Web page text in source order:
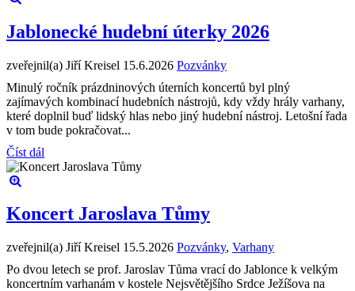
Jablonecké hudební úterky 2026
zveřejnil(a) Jiří Kreisel 15.6.2026 Pozvánky
Minulý ročník prázdninových úterních koncertů byl plný
zajímavých kombinací hudebních nástrojů, kdy vždy hrály varhany,
které doplnil buď lidský hlas nebo jiný hudební nástroj. Letošní řada
v tom bude pokračovat...
Číst dál
Koncert Jaroslava Tůmy
zveřejnil(a) Jiří Kreisel 15.5.2026 Pozvánky, Varhany
Po dvou letech se prof. Jaroslav Tůma vrací do Jablonce k velkým
koncertním varhanám v kostele Nejsvětějšího Srdce Ježíšova na